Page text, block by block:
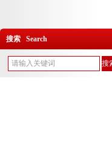
搜索 Search